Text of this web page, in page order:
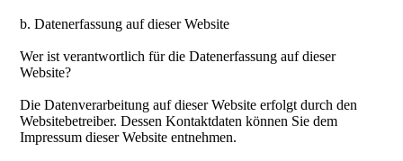
b. Datenerfassung auf dieser Website
Wer ist verantwortlich für die Datenerfassung auf dieser
Website?
Die Datenverarbeitung auf dieser Website erfolgt durch den
Websitebetreiber. Dessen Kontaktdaten können Sie dem
Impressum dieser Website entnehmen.